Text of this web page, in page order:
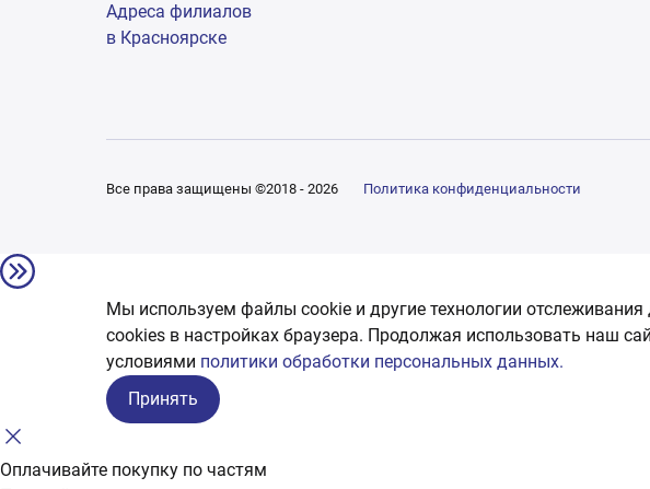
Адреса филиалов
в Красноярске
Все права защищены ©2018 - 2026 Политика конфиденциальности
Мы используем файлы cookie и другие технологии
сookies в настройках браузера. Продолжая использовать наш
условиями политики обработки персональных данных.
Принять
Оплачивайте покупку по частям